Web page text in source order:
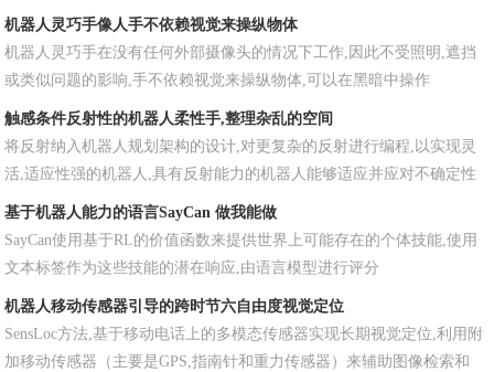
机器人灵巧手像人手不依赖视觉来操纵物体
机器人灵巧手在没有任何外部摄像头的情况下工作,因此不受照明,遮挡
或类似问题的影响,手不依赖视觉来操纵物体,可以在黑暗中操作
触感条件反射性的机器人柔性手,整理杂乱的空间
将反射纳入机器人规划架构的设计,对更复杂的反射进行编程,以实现灵
活,适应性强的机器人,具有反射能力的机器人能够适应并应对不确定性
基于机器人能力的语言SayCan 做我能做
SayCan使用基于RL的价值函数来提供世界上可能存在的个体技能,使用
文本标签作为这些技能的潜在响应,由语言模型进行评分
机器人移动传感器引导的跨时节六自由度视觉定位
SensLoc方法,基于移动电话上的多模态传感器实现长期视觉定位,利用附
加移动传感器（主要是GPS,指南针和重力传感器）来辅助图像检索和